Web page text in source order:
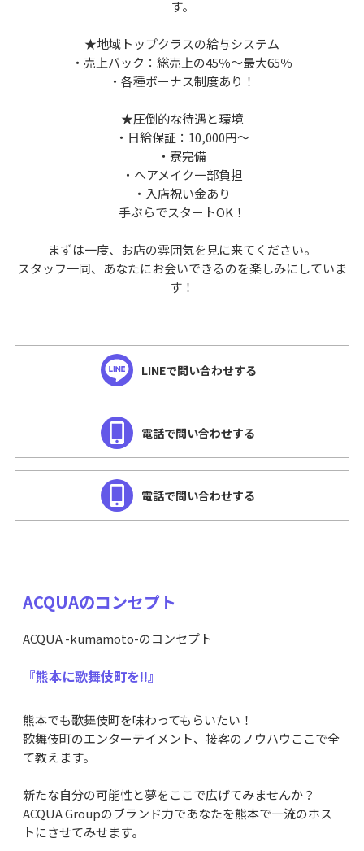
す。
★地域トップクラスの給与システム
・売上バック：総売上の45％〜最大65％
・各種ボーナス制度あり！
★圧倒的な待遇と環境
・日給保証：10,000円〜
・寮完備
・ヘアメイク一部負担
・入店祝い金あり
手ぶらでスタートOK！
まずは一度、お店の雰囲気を見に来てください。
スタッフ一同、あなたにお会いできるのを楽しみにしていま
す！
LINEで問い合わせする
電話で問い合わせする
電話で問い合わせする
ACQUAのコンセプト
ACQUA -kumamoto-のコンセプト
『熊本に歌舞伎町を!!』
熊本でも歌舞伎町を味わってもらいたい！
歌舞伎町のエンターテイメント、接客のノウハウここで全
て教えます。
新たな自分の可能性と夢をここで広げてみませんか？
ACQUA Groupのブランド力であなたを熊本で一流のホス
トにさせてみせます。